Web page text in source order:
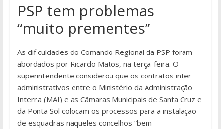
PSP tem problemas
“muito prementes”
As dificuldades do Comando Regional da PSP foram
abordados por Ricardo Matos, na terça-feira. O
superintendente considerou que os contratos inter-
administrativos entre o Ministério da Administração
Interna (MAI) e as Câmaras Municipais de Santa Cruz e
da Ponta Sol colocam os processos para a instalação
de esquadras naqueles concelhos “bem